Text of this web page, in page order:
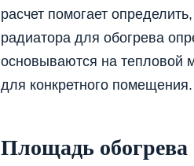
расчет помогает
радиатора для обогрева
основываются на тепловой
для конкретного помещения.
Площадь обогрева